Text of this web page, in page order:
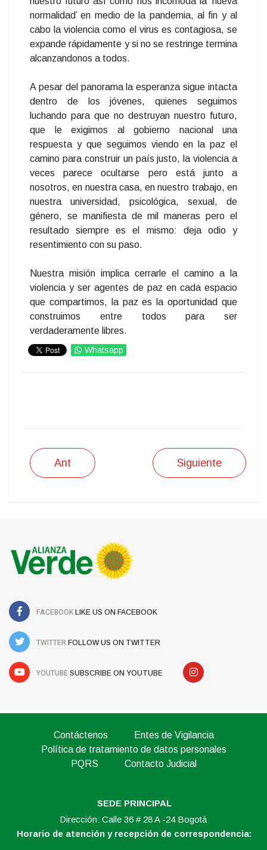
normalidad’ en medio de la pandemia, al fin y al
cabo la violencia como el virus es contagiosa, se
expande rápidamente y si no se restringe termina
alcanzandonos a todos.
A pesar del panorama la esperanza sigue intacta
dentro de los jóvenes, quienes seguimos
luchando para que no destruyan nuestro futuro,
que le exigimos al gobierno nacional una
respuesta y que seguimos viendo en la paz el
camino para construir un país justo, la violencia a
veces parece ocultarse pero está junto a
nosotros, en nuestra casa, en nuestro trabajo, en
nuestra universidad, psicológica, sexual, de
género, se manifiesta de mil maneras pero el
resultado siempre es el mismo: deja odio y
resentimiento con su paso.
Nuestra misión implica cerrarle el camino a la
violencia y ser agentes de paz en cada espacio
que compartimos, la paz es la oportunidad que
construimos entre todos para ser
verdaderamente libres.
Whatsapp
Ant Siguiente
FACEBOOK LIKE US ON FACEBOOK
TWITTER FOLLOW US ON TWITTER
YOUTUBE SUBSCRIBE ON YOUTUBE
Contáctenos
Entes de Vigilancia
Política de tratamiento de datos personales
PQRS
Contacto Judicial
SEDE PRINCIPAL
Dirección: Calle 36 # 28 A -24 Bogotá
Horario de atención y recepción de correspondencia: